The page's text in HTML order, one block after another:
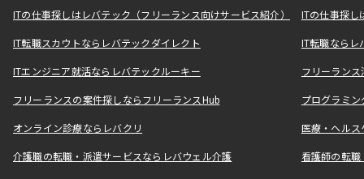
ITの仕事探しはレバテック（フリーランス向けサービス紹介） ITの仕事探
IT転職スカウトならレバテックダイレクト IT転職なら
ITエンジニア就活ならレバテックルーキー フリーラン
フリーランスの案件探しならフリーランスHub プログラミ
オンライン診療ならレバクリ 医療・ヘル
介護職の転職・派遣サービスならレバウェル介護 看護師の転